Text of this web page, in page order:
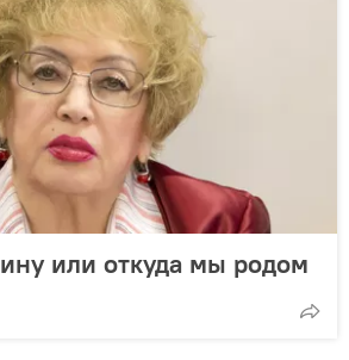
или откуда мы родом